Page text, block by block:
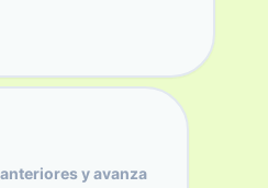
y avanza